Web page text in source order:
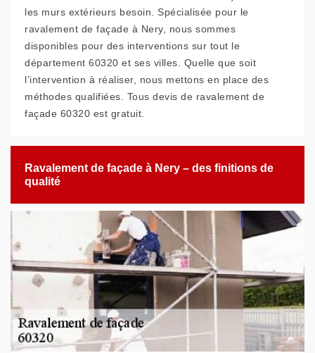
les murs extérieurs besoin. Spécialisée pour le
ravalement de façade à Nery, nous sommes
disponibles pour des interventions sur tout le
département 60320 et ses villes. Quelle que soit
l’intervention à réaliser, nous mettons en place des
méthodes qualifiées. Tous devis de ravalement de
façade 60320 est gratuit.
Ravalement de façade à Nery – des finitions de
qualité